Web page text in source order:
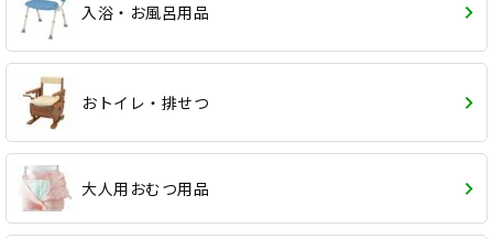
入浴・お風呂用品
おトイレ・排せつ
大人用おむつ用品